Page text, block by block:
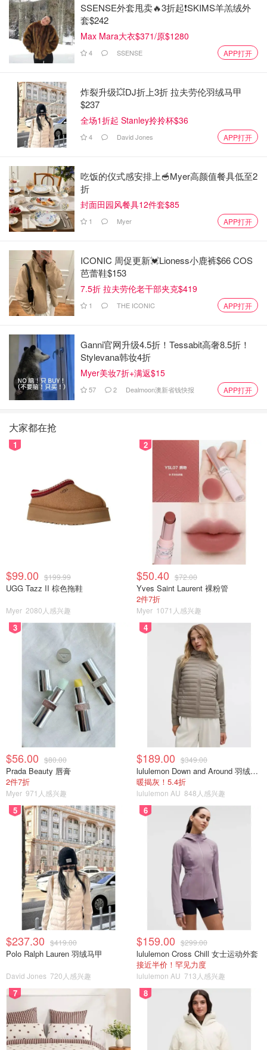
SSENSE外套甩卖🔥3折起❗SKIMS羊羔绒外
套$242
Max Mara大衣$371/原$1280
4 SSENSE APP打开
炸裂升级💥DJ折上3折 拉夫劳伦羽绒马甲
$237
全场1折起 Stanley拎拎杯$36
4 David Jones APP打开
吃饭的仪式感安排上🥣Myer高颜值餐具低至2
折
封面田园风餐具12件套$85
1 Myer APP打开
ICONIC 周促更新💓Lioness小鹿裤$66 COS
芭蕾鞋$153
7.5折 拉夫劳伦老干部夹克$419
1 THE ICONIC APP打开
Ganni官网升级4.5折！Tessabit高奢8.5折！
Stylevana韩妆4折
Myer美妆7折+满返$15
57 2 Dealmoon澳新省钱快报 APP打开
大家都在抢
1
$99.00 $199.99
UGG Tazz II 棕色拖鞋
Myer 2080人感兴趣
2
$50.40 $72.00
Yves Saint Laurent 裸粉管
2件7折
Myer 1071人感兴趣
3
$56.00 $80.00
Prada Beauty 唇膏
2件7折
Myer 971人感兴趣
4
$189.00 $349.00
lululemon Down and Around 羽绒夹克
暖揭灰！5.4折
lululemon AU 848人感兴趣
5
$237.30 $419.00
Polo Ralph Lauren 羽绒马甲
David Jones 720人感兴趣
6
$159.00 $299.00
lululemon Cross Chill 女士运动外套
接近半价！罕见力度
lululemon AU 713人感兴趣
7 8